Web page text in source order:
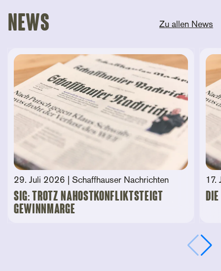
News Zu allen News
29. Juli 2026 | Schaffhauser Nachrichten
SIG: Trotz Nahostkonfliktsteigt
Gewinnmarge
17.